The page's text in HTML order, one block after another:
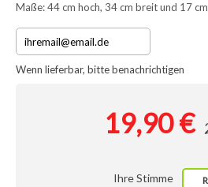
Maße: 44 cm hoch, 34 cm breit und 17
Wenn lieferbar, bitte benachrichtigen
19,90 €
Ihre Stimme